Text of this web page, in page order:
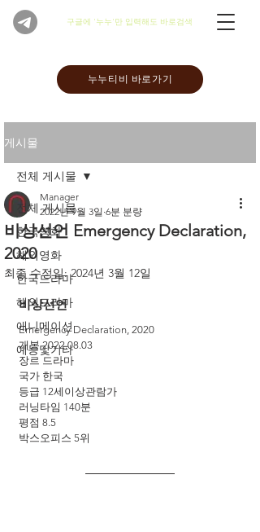
​구글에 '누누'만 입력해도 바로검색
누누티비 바로가기
게시물
전체 게시물
한국영화
해외영화
한국드라마
해외드라마
애니메이션
예능및기타
전체 게시물
비상선언 Emergency Declaration,
2020
Manager
2022년 9월 3일 6분 분량
최종 수정일:2024년 3월 12일
비상선언
Emergency Declaration, 2020
개봉 2022.08.03
장르 드라마
국가 한국
등급 12세이상관람가
러닝타임 140분
평점 8.5
박스오피스 5위